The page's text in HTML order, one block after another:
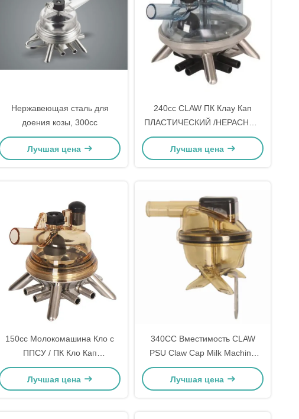
Нержавеющая сталь для
доения козы, 300cc
Лучшая цена
240cc CLAW ПК Клау Кап
ПЛАСТИЧЕСКИЙ /НЕРАСНЫЙ
основы Молоко Машины Клау
Лучшая цена
150cc Молокомашина Кло с
ППСУ / ПК Кло Кап
Нержавеющая стальная
основа
Лучшая цена
340CC Вместимость CLAW
PSU Claw Cap Milk Machine
Claw
Лучшая цена